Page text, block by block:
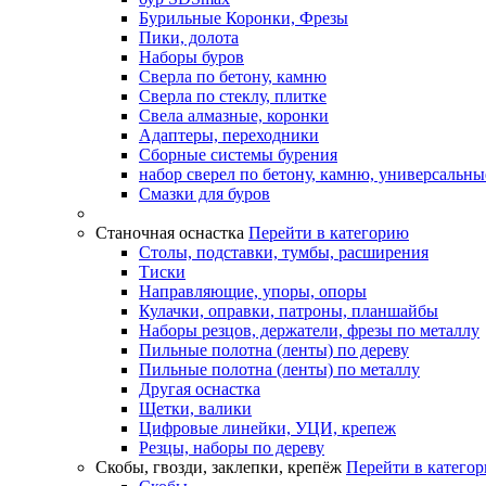
Бурильные Коронки, Фрезы
Пики, долота
Наборы буров
Сверла по бетону, камню
Сверла по стеклу, плитке
Свела алмазные, коронки
Адаптеры, переходники
Сборные системы бурения
набор сверел по бетону, камню,
Смазки для буров
Станочная оснастка Перейти в категорию
Столы, подставки, тумбы, расширения
Тиски
Направляющие, упоры, опоры
Кулачки, оправки, патроны, планшайбы
Наборы резцов, держатели, фрезы по металлу
Пильные полотна (ленты) по дереву
Пильные полотна (ленты) по металлу
Другая оснастка
Щетки, валики
Цифровые линейки, УЦИ, крепеж
Резцы, наборы по дереву
Скобы, гвозди, заклепки, крепёж Перейти в